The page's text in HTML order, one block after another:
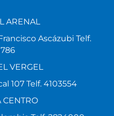
ARENAL
Ascázubi Telf.
VERGEL
107 Telf. 4103554
CENTRO